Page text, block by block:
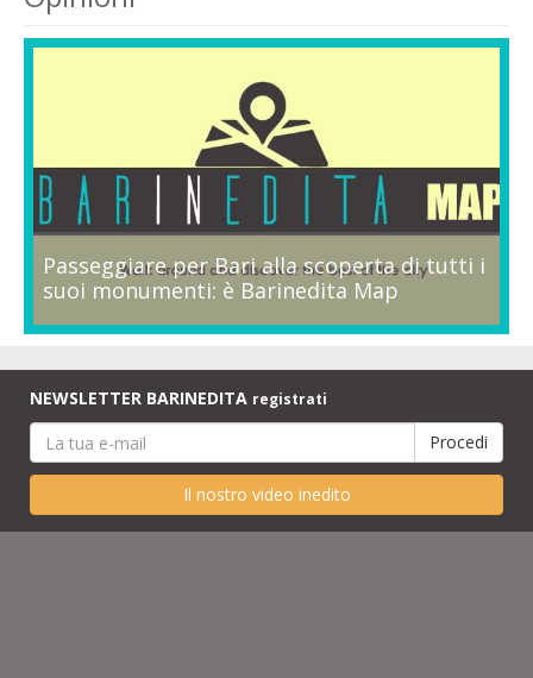
Passeggiare per Bari alla scoperta di tutti i
suoi monumenti: è Barinedita Map
NEWSLETTER BARINEDITA registrati
Il nostro video inedito